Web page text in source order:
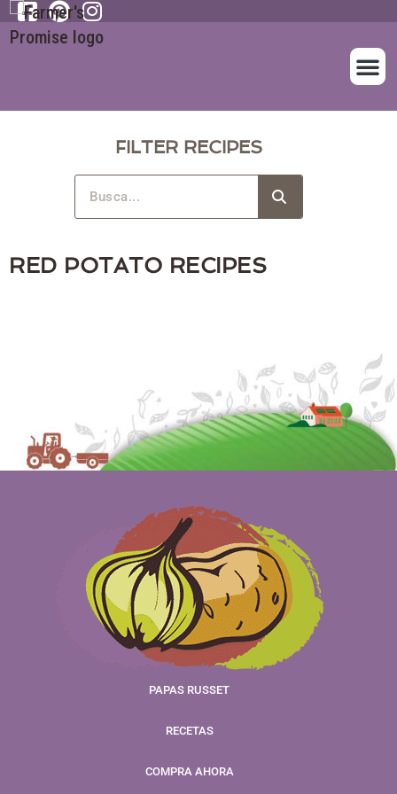
FILTER RECIPES
RED POTATO RECIPES
PAPAS RUSSET
RECETAS
COMPRA AHORA